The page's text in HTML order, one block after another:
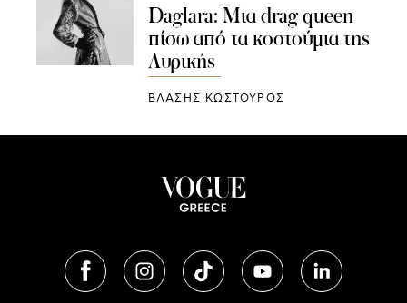
Daglara: Μια drag queen
πίσω από τα κοστούμια της
Λυρικής
ΒΛΑΣΗΣ ΚΩΣΤΟΥΡΟΣ